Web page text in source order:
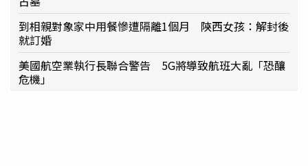
到相親對象家中用餐慘遭隔離1個月 陝西女孩：解封後
就訂婚
美國航空業執行長聯合警告 5G將導致航班大亂「恐釀
危機」